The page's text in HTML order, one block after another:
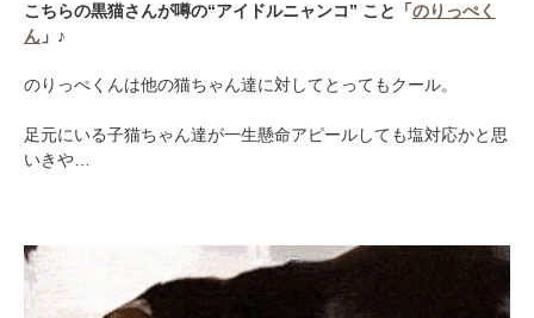
こちらの黒猫さんが噂の“アイドルニャンコ” こと「のりっぺく
ん 」♪
のりっぺくんは他の猫ちゃん達に対してとってもクール。
足元にいる子猫ちゃん達が一生懸命アピールしても塩対応かと思
いきや…